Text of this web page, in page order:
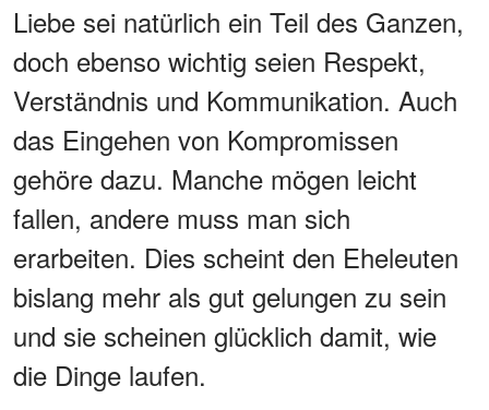
Liebe sei natürlich ein Teil des Ganzen,
doch ebenso wichtig seien Respekt,
Verständnis und Kommunikation. Auch
das Eingehen von Kompromissen
gehöre dazu. Manche mögen leicht
fallen, andere muss man sich
erarbeiten. Dies scheint den Eheleuten
bislang mehr als gut gelungen zu sein
und sie scheinen glücklich damit, wie
die Dinge laufen.